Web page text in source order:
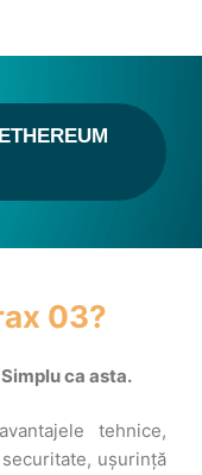
03?
ca asta.
tehnice,
ușurință